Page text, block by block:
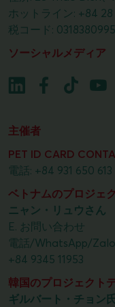
ホットライン: +84 28
税コード: 0318380995
ソーシャルメディア
主催者
PET ID CARD
電話: +84 931 650 613
ベトナムのプロジェ
ニャン・リュウさん
E. お問い合わせ
電話/WhatsApp/
+84 9345 11953
韓国のプロジェクト
ギルバート・チョン